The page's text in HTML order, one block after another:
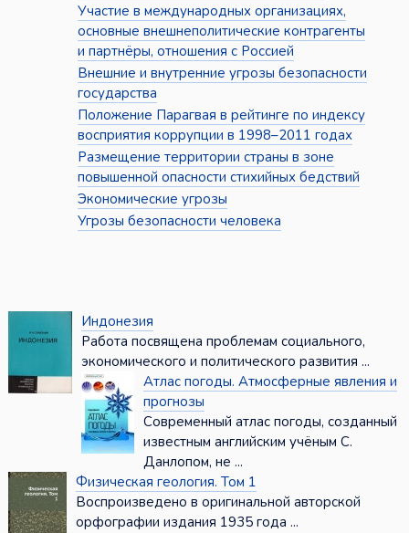
Участие в международных организациях,
основные внешнеполитические контрагенты
и партнёры, отношения с Россией
Внешние и внутренние угрозы безопасности
государства
Положение Парагвая в рейтинге по индексу
восприятия коррупции в 1998–2011 годах
Размещение территории страны в зоне
повышенной опасности стихийных бедствий
Экономические угрозы
Угрозы безопасности человека
Индонезия
Работа посвящена проблемам социального,
экономического и политического развития ...
Атлас погоды. Атмосферные явления и
прогнозы
Современный атлас погоды, созданный
известным английским учёным С.
Данлопом, не ...
Физическая геология. Том 1
Воспроизведено в оригинальной авторской
орфографии издания 1935 года ...